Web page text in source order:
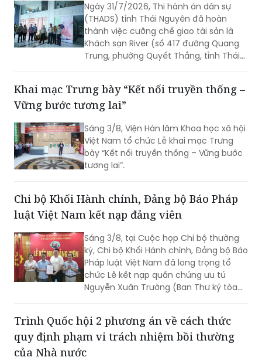
Ngày 31/7/2026, Thi hành án dân sự
(THADS) tỉnh Thái Nguyên đã hoàn
thành việc cưỡng chế giao tài sản là
Khách sạn River (số 417 đường Quang
Trung, phường Quyết Thắng, tỉnh Thái
án kinh doanh, thương mại có giá trị
lớn, việc tổ chức thi hành kéo dài gần 3
vướng mắc.
Khai mạc Trưng bày “Kết nối truyền thống –
Vững bước tương lai”
Sáng 3/8, Viện Hàn lâm Khoa học xã hội
Việt Nam tổ chức Lễ khai mạc Trưng
bày “Kết nối truyền thống – Vững bước
tương lai”.
Chi bộ Khối Hành chính, Đảng bộ Báo Pháp
luật Việt Nam kết nạp đảng viên
Sáng 3/8, tại Cuộc họp Chi bộ thường
kỳ, Chi bộ Khối Hành chính, Đảng bộ Báo
Pháp luật Việt Nam đã long trọng tổ
chức Lễ kết nạp quần chúng ưu tú
Nguyễn Xuân Trường (Ban Thư ký tòa
Trình Quốc hội 2 phương án về cách thức
quy định phạm vi trách nhiệm bồi thường
của Nhà nước